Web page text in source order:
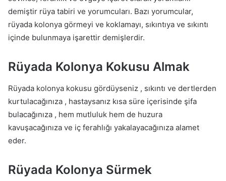
demiştir rüya tabiri ve yorumcuları. Bazı yorumcular,
rüyada kolonya görmeyi ve koklamayı, sıkıntıya ve sıkıntı
içinde bulunmaya işarettir demişlerdir.
Rüyada Kolonya Kokusu Almak
Rüyada kolonya kokusu gördüyseniz , sıkıntı ve dertlerden
kurtulacağınıza , hastaysanız kısa süre içerisinde şifa
bulacağınıza , hem mutluluk hem de huzura
kavuşacağınıza ve iç ferahlığı yakalayacağınıza alamet
eder.
Rüyada Kolonya Sürmek